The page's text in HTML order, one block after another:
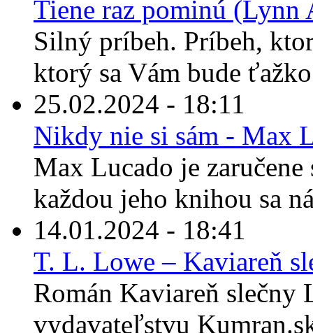
Tiene raz pominú (Lynn
Silný príbeh. Príbeh,
ktorý sa Vám bude
25.02.2024 - 18:11
Nikdy nie si sám - Max
Max Lucado je
každou jeho knihou sa
14.01.2024 - 18:41
T. L. Lowe – Kaviareň
Román Kaviareň slečny
vydavateľstvu